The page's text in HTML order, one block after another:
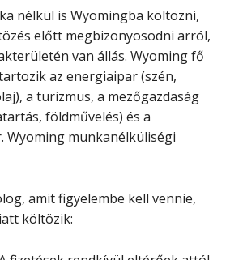
nélkül is Wyomingba költözni,
előtt megbizonyosodni arról,
van állás. Wyoming fő
az energiaipar (szén,
a turizmus, a mezőgazdaság
földművelés) és a
Wyoming munkanélküliségi
amit figyelembe kell vennie,
költözik: